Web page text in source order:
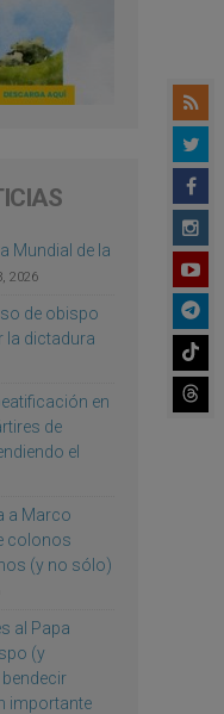
Mundial de la
2026
de obispo
la dictadura
en
de
el
a Marco
colonos
(y no sólo)
al Papa
(y
importante